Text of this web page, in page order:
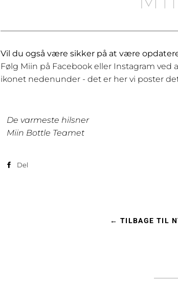
Vil du også være sikker på at være
Følg Miin på Facebook eller Instagram ved
ikonet nedenunder - det er her vi poster
De varmeste hilsner
Miin Bottle Teamet
Del
← TILBAGE TIL